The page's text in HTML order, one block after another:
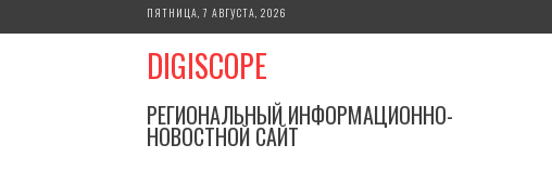
к
ПЯТНИЦА, 7 АВГУСТА, 2026
DIGISCOPE
РЕГИОНАЛЬНЫЙ ИНФОРМАЦИОННО-
НОВОСТНОЙ САЙТ